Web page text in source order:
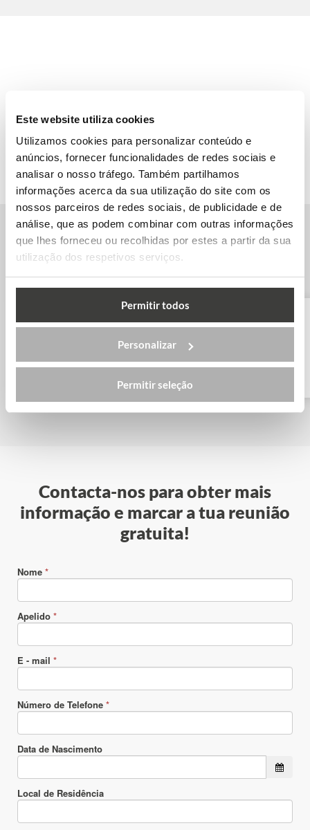
Este website utiliza cookies
Utilizamos cookies para personalizar conteúdo e
anúncios, fornecer funcionalidades de redes sociais e
analisar o nosso tráfego. Também partilhamos
informações acerca da sua utilização do site com os
nossos parceiros de redes sociais, de publicidade e de
análise, que as podem combinar com outras informações
que lhes forneceu ou recolhidas por estes a partir da sua
utilização dos respetivos serviços.
Permitir todos
Personalizar
Permitir seleção
Outras Universidades na Holanda
Windesheim University of
Contacta-nos para obter mais
informação e marcar a tua reunião
gratuita!